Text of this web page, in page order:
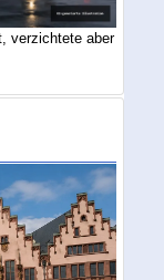
verzichtete aber